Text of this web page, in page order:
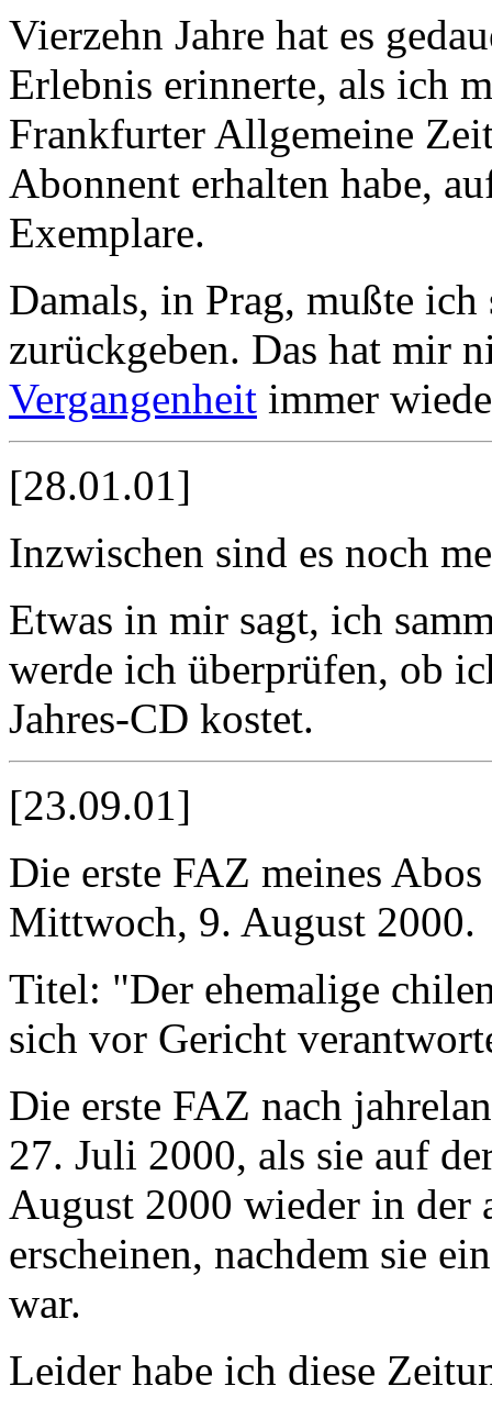
Vierzehn Jahre hat es
Erlebnis erinnerte, als ich
Frankfurter Allgemeine
Abonnent erhalten habe,
Exemplare.
Damals, in Prag, mußte
zurückgeben. Das hat mir
Vergangenheit immer
[28.01.01]
Inzwischen sind es noch
Etwas in mir sagt, ich
werde ich überprüfen, ob
Jahres-CD kostet.
[23.09.01]
Die erste FAZ meines
Mittwoch, 9. August 2000.
Titel: "Der ehemalige
sich vor Gericht
Die erste FAZ nach
27. Juli 2000, als sie auf
August 2000 wieder in der
erscheinen, nachdem sie
war.
Leider habe ich diese